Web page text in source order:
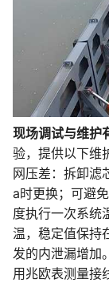
现场调试与维护
验，提供以下维
网压差：拆卸滤
a时更换；可避
度执行一次系统
温，稳定值保
发的内泄漏增加
用兆欧表测量接